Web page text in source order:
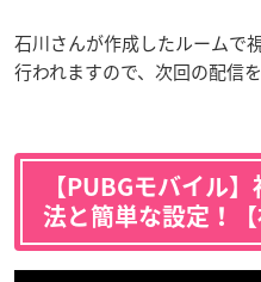
石川さんが作成したルームで
行われますので、次回の配信
【PUBGモバイル
法と簡単な設定！【